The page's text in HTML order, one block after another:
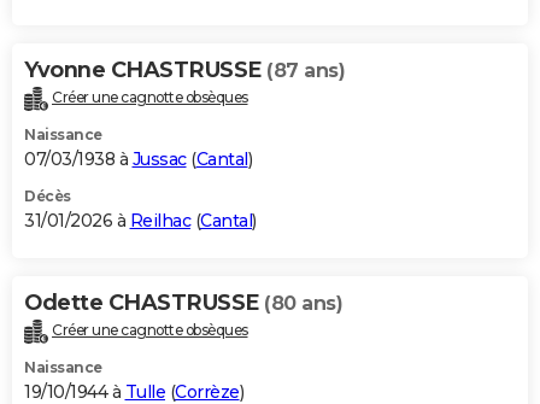
Carte de Noël
Carte Bonne année
Carte Saint-Valentin
Carte Pâques
Carte d'anniversaire
DICTIONNAIRE
Dictionnaire
Biographies
Citations
Expressions
Proverbes
PROGRAMME TV
S'inscrire
Se connecter
Lycées
Collèges
Primaires
Universités
Entreprises
Service militaire
Avis de recherche
AVIS DE DÉCÈS
Bricolage
Lifestyle
Culture
Sport
Auto
Television
Voyage
Cinema
Yvonne CHASTRUSSE (87 ans)
Créer une cagnotte obsèques
Naissance
07/03/1938 à Jussac(Cantal)
Décès
31/01/2026 à Reilhac(Cantal)
Odette CHASTRUSSE (80 ans)
Créer une cagnotte obsèques
Naissance
19/10/1944 à Tulle (Corrèze)